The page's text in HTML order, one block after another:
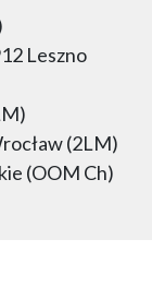
Leszno
(2LM)
(OOM Ch)